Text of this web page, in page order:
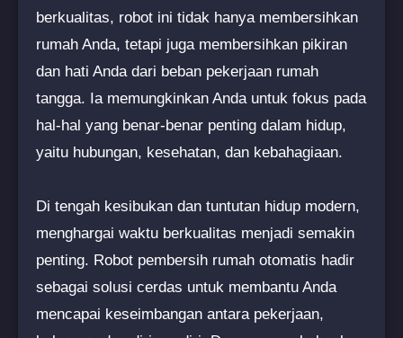
berkualitas, robot ini tidak hanya membersihkan
rumah Anda, tetapi juga membersihkan pikiran
dan hati Anda dari beban pekerjaan rumah
tangga. Ia memungkinkan Anda untuk fokus pada
hal-hal yang benar-benar penting dalam hidup,
yaitu hubungan, kesehatan, dan kebahagiaan.
Di tengah kesibukan dan tuntutan hidup modern,
menghargai waktu berkualitas menjadi semakin
penting. Robot pembersih rumah otomatis hadir
sebagai solusi cerdas untuk membantu Anda
mencapai keseimbangan antara pekerjaan,